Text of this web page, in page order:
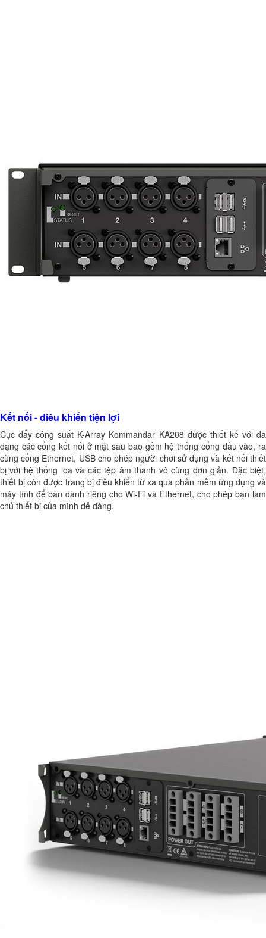
Kết nối - điều khiển tiện lợi
Cục đẩy công suất K-Array Kommandar KA208 được thiết kế với đa
dạng các cổng kết nối ở mặt sau bao gồm hệ thống cổng đầu vào, ra
cùng cổng Ethernet, USB cho phép người chơi sử dụng và kết nối thiết
bị với hệ thống loa và các tệp âm thanh vô cùng đơn giản. Đặc biệt,
thiết bị còn được trang bị điều khiển từ xa qua phần mềm ứng dụng và
máy tính để bàn dành riêng cho Wi-Fi và Ethernet, cho phép bạn làm
chủ thiết bị của mình dễ dàng.